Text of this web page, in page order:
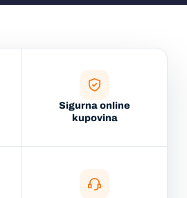
Sigurna online
kupovina